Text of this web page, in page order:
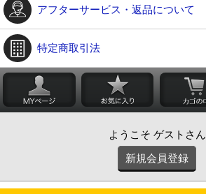
アフターサービス・返品について
特定商取引法
ようこそ ゲストさん
新規会員登録